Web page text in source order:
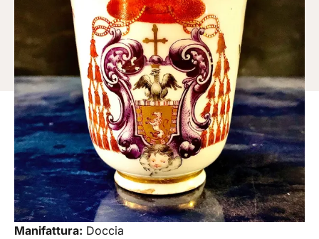
Manifattura: Doccia